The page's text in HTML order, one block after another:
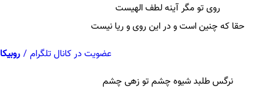
روی تو مگر آینه لطف الهیست
حقا که چنین است و در این روی و ریا نیست
عضویت در کانال تلگرام / روبیکا
نرگس طلبد شیوه چشم تو زهی چشم